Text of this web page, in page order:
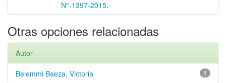
N°-1397-2015.
Otras opciones relacionadas
Autor
1
Belemmi Baeza, Victoria